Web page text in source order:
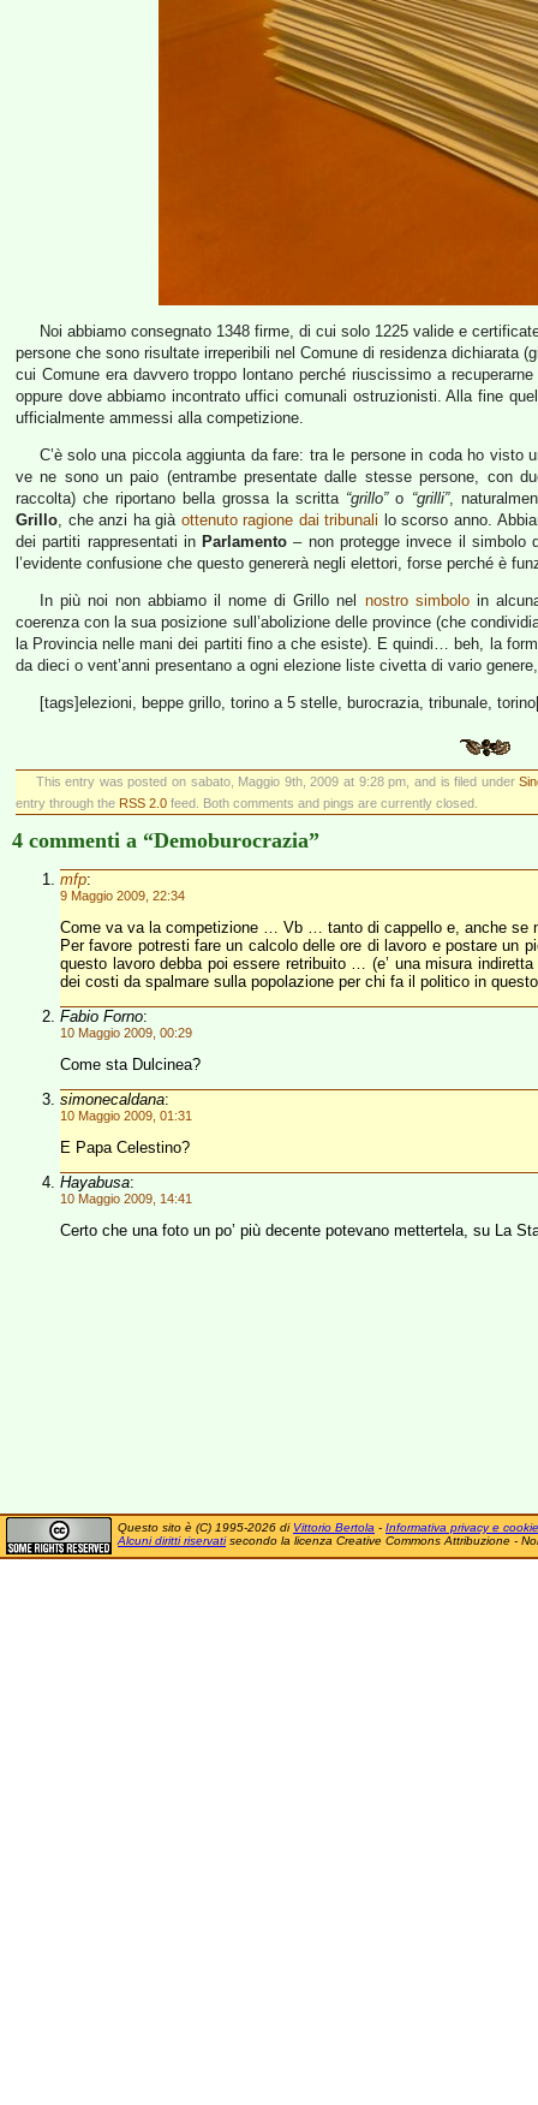
Noi abbiamo consegnato 1348 firme, di cui solo 1225 valide e
persone che sono risultate irreperibili nel Comune di residenza
cui Comune era davvero troppo lontano perché riuscissimo a
oppure dove abbiamo incontrato uffici comunali ostruzionisti. Alla fine
ufficialmente ammessi alla competizione.
C’è solo una piccola aggiunta da fare: tra le persone in coda ho visto
ve ne sono un paio (entrambe presentate dalle stesse persone, con
raccolta) che riportano bella grossa la scritta “grillo”o “grilli”,
Grillo, che anzi ha già ottenuto ragione dai tribunali lo scorso anno.
dei partiti rappresentati in Parlamento – non protegge invece il simbolo
l’evidente confusione che questo genererà negli elettori, forse perché è
In più noi non abbiamo il nome di Grillo nel nostro simboloin
coerenza con la sua posizione sull’abolizione delle province (che
la Provincia nelle mani dei partiti fino a che esiste). E quindi… beh, la
da dieci o vent’anni presentano a ogni elezione liste civetta di vario
[tags]elezioni, beppe grillo, torino a 5 stelle, burocrazia, tribunale,
This entry was posted on sabato, Maggio 9th, 2009 at 9:28 pm, and is filed under
entry through the RSS 2.0 feed. Both comments and pings are currently closed.
4 commenti a “Demoburocrazia”
mfp:
9 Maggio 2009, 22:34
Come va va la competizione … Vb … tanto di cappello e, anche se
Per favore potresti fare un calcolo delle ore di lavoro e postare un
questo lavoro debba poi essere retribuito … (e’ una misura
dei costi da spalmare sulla popolazione per chi fa il politico in
Fabio Forno:
10 Maggio 2009, 00:29
Come sta Dulcinea?
simonecaldana:
10 Maggio 2009, 01:31
E Papa Celestino?
Hayabusa:
10 Maggio 2009, 14:41
Certo che una foto un po’ più decente potevano mettertela, su La
Questo sito è (C) 1995-2026 di Vittorio Bertola - Informativa privacy e cookie
Alcuni diritti riservatisecondo la licenza Creative Commons Attribuzione -